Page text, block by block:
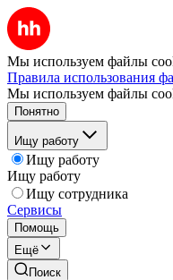
Мы используем файлы
Правила использования
Мы используем файлы
Понятно
Ищу работу
Ищу работу
Ищу работу
Ищу сотрудника
Сервисы
Помощь
Ещё
Поиск